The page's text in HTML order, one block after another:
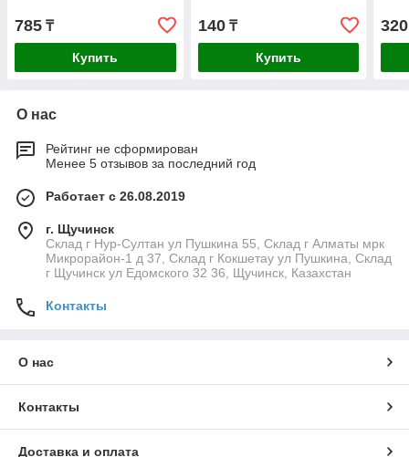
785 ₸
Купить
140₸
Купить
320
О нас
Рейтинг не сформирован
Менее 5 отзывов за последний год
Работает с 26.08.2019
г. Щучинск
Склад г Нур-Султан ул Пушкина 55, Склад г Алматы мрк
Микрорайон-1 д 37, Склад г Кокшетау ул Пушкина, Склад
г Щучинск ул Едомского 32 36, Щучинск, Казахстан
Контакты
О нас
Контакты
Доставка и оплата